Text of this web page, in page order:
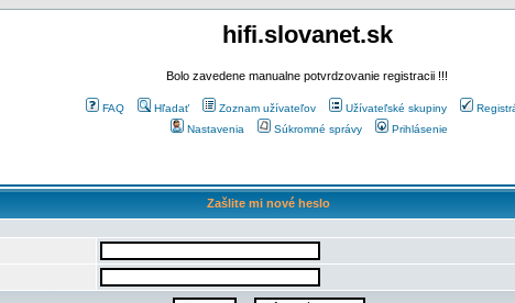
hifi.slovanet.sk
Bolo zavedene manualne potvrdzovanie registracii !!!
FAQ Hľadať Zoznam užívateľov Užívateľské skupiny
Nastavenia
Súkromné správy Prihlásenie
Zašlite mi nové heslo